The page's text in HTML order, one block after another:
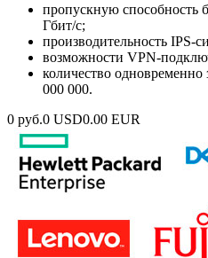
пропускную способность
Гбит/с;
производительность IPS-
возможности VPN-
количество
000 000.
0 руб.0 USD0.00 EUR